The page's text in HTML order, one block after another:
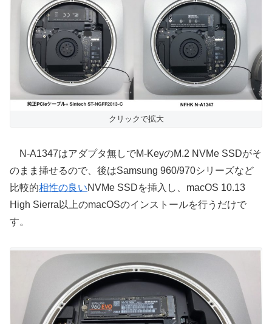
クリックで拡大
N-A1347はアダプタ無しでM-KeyのM.2 NVMe SSDがそ
のまま挿せるので、後はSamsung 960/970シリーズなど
比較的相性の良いNVMe SSDを挿入し、macOS 10.13
High Sierra以上のmacOSのインストールを行うだけで
す。